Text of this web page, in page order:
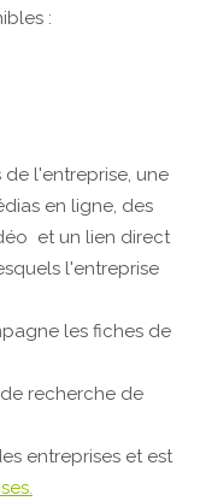
:
l'entreprise, une
en ligne, des
et un lien direct
l'entreprise
les fiches de
recherche de
entreprises et est